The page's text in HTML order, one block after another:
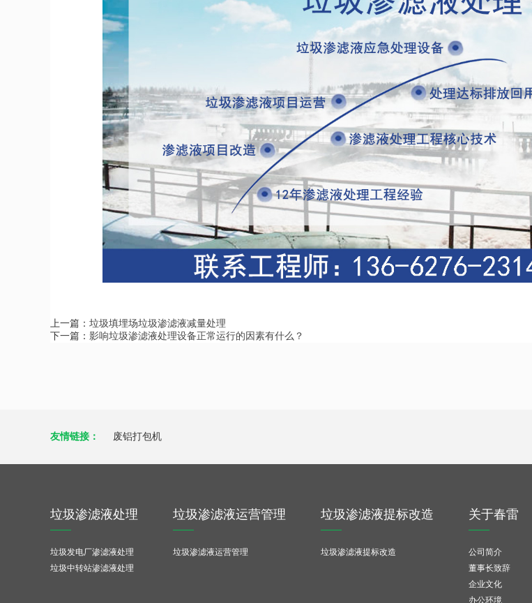
上一篇： 垃圾填埋场垃圾渗滤液减量处理
下一篇： 影响垃圾渗滤液处理设备正常运行的因素有什么？
友情链接： 废铝打包机
垃圾渗滤液处理
垃圾发电厂渗滤液处理
垃圾中转站渗滤液处理
垃圾渗滤液运营管理
垃圾渗滤液运营管理
垃圾渗滤液提标改造
垃圾渗滤液提标改造
关于春雷
公司简介
董事长致辞
企业文化
办公环境